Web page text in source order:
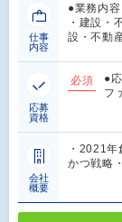
仕事
内容
●業務内
・建設・
設・不動
応募
資格
必須
●
フ
会社
概要
・2021
かつ戦略